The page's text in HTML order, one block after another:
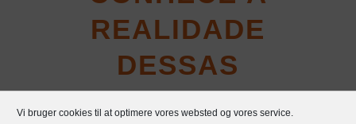
Vi bruger cookies til at optimere vores websted og vores service.
REALIDADE
DESSAS
CRIANÇAS